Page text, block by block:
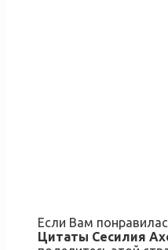
Если Вам
Цитаты Сесилия